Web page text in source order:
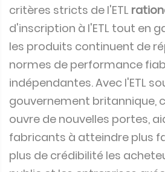
critères stricts de l'ETL
d'inscription à l'ETL tout en
les produits continuent de
normes de performance
indépendantes. Avec l'ETL
gouvernement britannique,
ouvre de nouvelles portes,
fabricants à atteindre plus
plus de crédibilité les